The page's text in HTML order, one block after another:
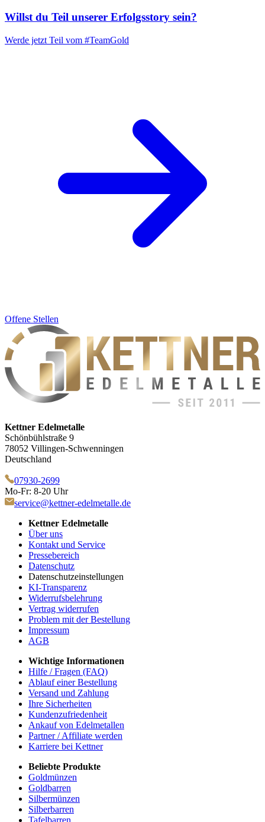
Willst du Teil unserer Erfolgsstory sein?
Werde jetzt Teil vom #TeamGold
Offene Stellen
Kettner Edelmetalle
Schönbühlstraße 9
78052 Villingen-Schwenningen
Deutschland
07930-2699
Mo-Fr: 8-20 Uhr
service@kettner-edelmetalle.de
Kettner Edelmetalle
Über uns
Kontakt und Service
Pressebereich
Datenschutz
Datenschutzeinstellungen
KI-Transparenz
Widerrufsbelehrung
Vertrag widerrufen
Problem mit der Bestellung
Impressum
AGB
Wichtige Informationen
Hilfe / Fragen (FAQ)
Ablauf einer Bestellung
Versand und Zahlung
Ihre Sicherheiten
Kundenzufriedenheit
Ankauf von Edelmetallen
Partner / Affiliate werden
Karriere bei Kettner
Beliebte Produkte
Goldmünzen
Goldbarren
Silbermünzen
Silberbarren
Tafelbarren